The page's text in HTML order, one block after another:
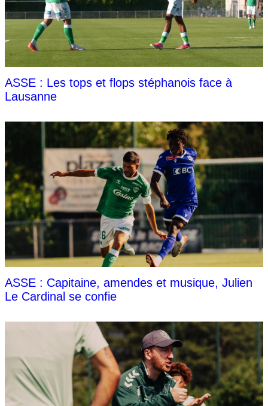
ASSE : Les tops et flops stéphanois face à
Lausanne
ASSE : Capitaine, amendes et musique, Julien
Le Cardinal se confie